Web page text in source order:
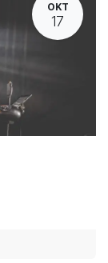
OKT
17